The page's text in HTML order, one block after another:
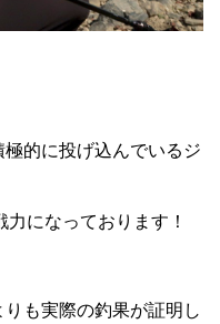
的に投げ込んでいるジ
になっております！
も実際の釣果が証明し